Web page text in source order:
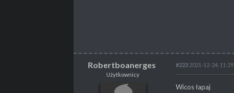
Robertboanerges
Robertboanerges
Użytkownicy
#223 2021-12-24, 11:29
Wicos łapaj